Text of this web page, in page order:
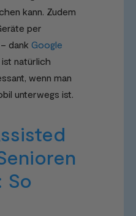
kann. Zudem
per
dank Google
ist natürlich
wenn man
unterwegs ist.
So